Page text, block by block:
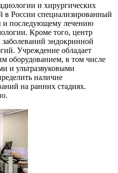
и хирургических
в России специализированный
и последующему лечению
Кроме того, центр
заболеваний эндокринной
Учреждение обладает
оборудованием, в том числе
и ультразвуковыми
наличие
на ранних стадиях.